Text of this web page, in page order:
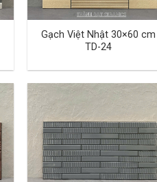
Gạch Việt Nhật 30×60 cm
TD-24